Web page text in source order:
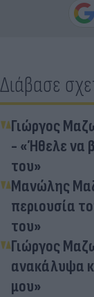
Διάβασε
Γιώργος
- «Ήθελε να
του»
Μανώλης
περιουσία
του»
Γιώργος
ανακάλυψα
μου»